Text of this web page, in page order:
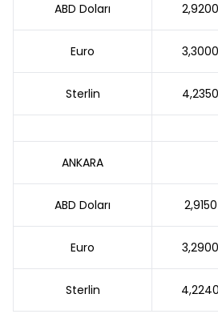
ABD Doları 2,9200
Euro 3,3000
Sterlin 4,2350
ANKARA
ABD Doları 2,9150
Euro 3,2900
Sterlin 4,2240